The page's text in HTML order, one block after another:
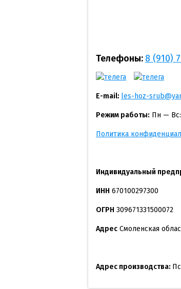
Телефоны: 8 (910)
E-mail: les-hoz-
Режим работы: Пн —
Политика
Индивидуальный
ИНН 670100297300
ОГРН 309671331500072
Адрес Смоленская
Адрес производства: